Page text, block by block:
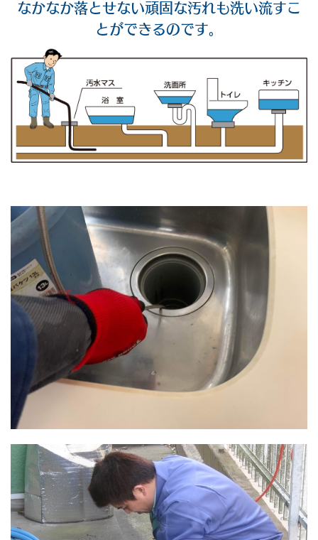
なかなか落とせない頑固な汚れも洗い流すこ
とができるのです。